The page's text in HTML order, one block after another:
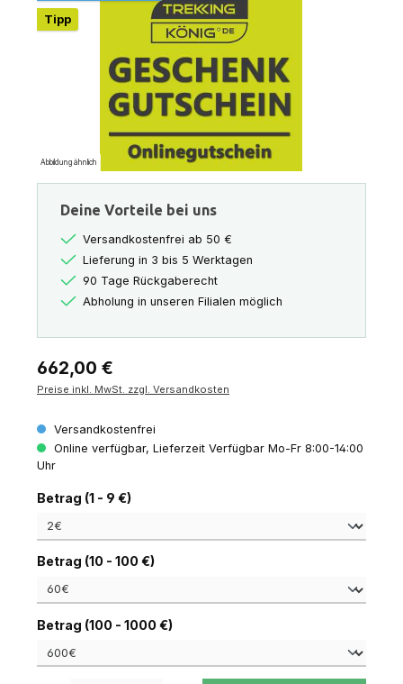
Tipp
Abbildung ähnlich
Deine Vorteile bei uns
Versandkostenfrei ab 50 €
Lieferung in 3 bis 5 Werktagen
90 Tage Rückgaberecht
Abholung in unseren Filialen möglich
Regulärer Preis:
662,00 €
Preise inkl. MwSt. zzgl. Versandkosten
Versandkostenfrei
Online verfügbar, Lieferzeit Verfügbar Mo-Fr 8:00-14:00
Uhr
Betrag (1 - 9 €)auswählen
Betrag (10 - 100 €)auswählen
Betrag (100 - 1000 €)auswählen